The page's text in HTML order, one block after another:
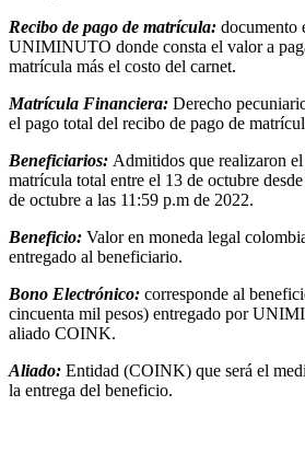
Recibo de pago de matrícula: documento
UNIMINUTO donde consta el valor a
matrícula más el costo del carnet.
Matrícula Financiera: Derecho
el pago total del recibo de pago de
Beneficiarios: Admitidos que realizaron
matrícula total entre el 13 de octubre
de octubre a las 11:59 p.m de 2022.
Beneficio: Valor en moneda legal
entregado al beneficiario.
Bono Electrónico: corresponde al
cincuenta mil pesos) entregado por
aliado COINK.
Aliado: Entidad (COINK) que será el
la entrega del beneficio.